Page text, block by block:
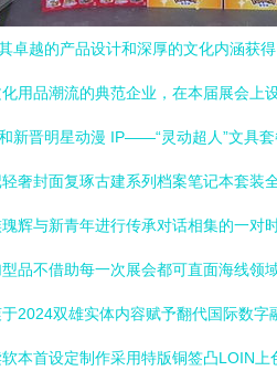
越的产品设计和深厚的文化内涵
用品潮流的典范企业，在本届展会
晋明星动漫 IP——“灵动超人”文具
奢封面复琢古建系列档案笔记本套
辉与新青年进行传承对话相集的一
品不借助每一次展会都可直面海线
2024双雄实体内容赋予翻代国际数
本首设定制作采用特版铜签凸LOIN